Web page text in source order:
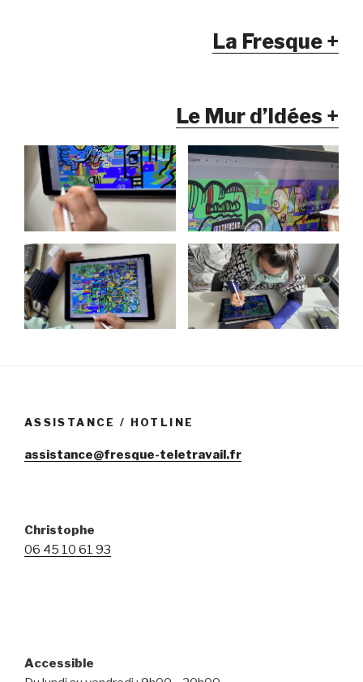
La Fresque +
Le Mur d’Idées +
ASSISTANCE / HOTLINE
assistance@fresque-teletravail.fr
Christophe
06 45 10 61 93
Accessible